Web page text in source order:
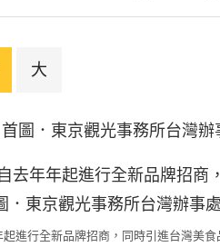
大
圖．東京觀光事務所台灣辦
進行全新品牌招商，同時引進台灣美